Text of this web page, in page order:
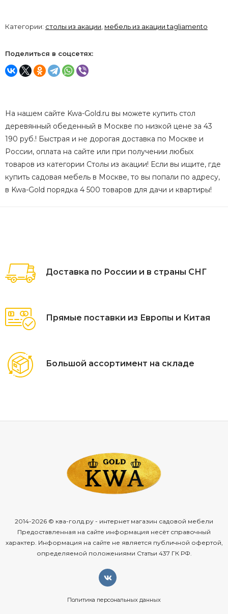
Категории: столы из акации, мебель из акации tagliamento
Поделиться в соцсетях:
На нашем сайте Kwa-Gold.ru вы можете купить стол
деревянный обеденный в Москве по низкой цене за 43
190 руб.! Быстрая и не дорогая доставка по Москве и
России, оплата на сайте или при получении любых
товаров из категории Столы из акации! Если вы ищите, где
купить садовая мебель в Москве, то вы попали по адресу,
в Kwa-Gold порядка 4 500 товаров для дачи и квартиры!
Доставка по России и в страны СНГ
Прямые поставки из Европы и Китая
Большой ассортимент на складе
2014-2026 © ква-голд.ру - интернет магазин садовой мебели
Предоставленная на сайте информация несёт справочный
характер. Информация на сайте не является публичной офертой,
определяемой положениями Статьи 437 ГК РФ.
Политика персональных данных